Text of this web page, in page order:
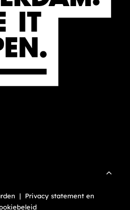
| Privacy statement en